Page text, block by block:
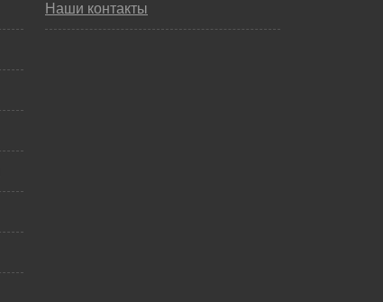
Наши контакты